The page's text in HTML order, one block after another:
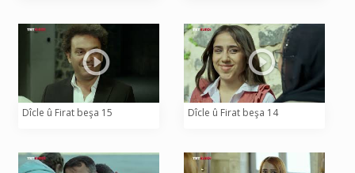
Dîcle û Firat beşa 15 Dîcle û Firat beşa 14